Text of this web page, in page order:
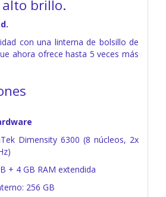
brillo.
con una linterna de bolsillo de
ahora ofrece hasta 5 veces más
Dimensity 6300 (8 núcleos, 2x
+ 4 GB RAM extendida
256 GB